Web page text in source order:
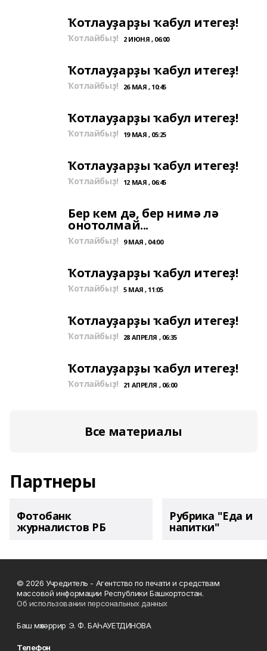
Ҡотлауҙарҙы ҡабул итегеҙ!
Ҡотлайбыҙ! 2 ИЮНЯ , 06:00
Ҡотлауҙарҙы ҡабул итегеҙ!
Ҡотлайбыҙ! 26 МАЯ , 10:45
Ҡотлауҙарҙы ҡабул итегеҙ!
Ҡотлайбыҙ! 19 МАЯ , 05:25
Ҡотлауҙарҙы ҡабул итегеҙ!
Ҡотлайбыҙ! 12 МАЯ , 06:45
Бер кем дә, бер нимә лә
онотолмай...
Ҡотлайбыҙ! 9 МАЯ , 04:00
Ҡотлауҙарҙы ҡабул итегеҙ!
Ҡотлайбыҙ! 5 МАЯ , 11:05
Ҡотлауҙарҙы ҡабул итегеҙ!
Ҡотлайбыҙ! 28 АПРЕЛЯ , 06:35
Ҡотлауҙарҙы ҡабул итегеҙ!
Ҡотлайбыҙ! 21 АПРЕЛЯ , 06:00
Все материалы
Партнеры
Фотобанк
журналистов РБ
Рубрика "Еда и
напитки"
© 2026 Учредитель - Агентство по печати и средствам
массовой информации Республики Башкортостан.
Об использовании персональных данных
Баш мөхәррир Э. Ф. БАҺАУЕТДИНОВА
Телефон